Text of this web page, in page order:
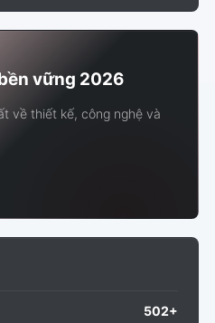
vững 2026
về thiết kế, công nghệ và
502+